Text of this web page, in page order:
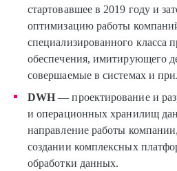
стартовавшее в 2019 году и
оптимизацию работы
специализированного класса
обеспечения, имитирующего
совершаемые в системах и
DWH — проектирование и
и операционных хранилищ
направление работы
создании комплексных
обработки данных.